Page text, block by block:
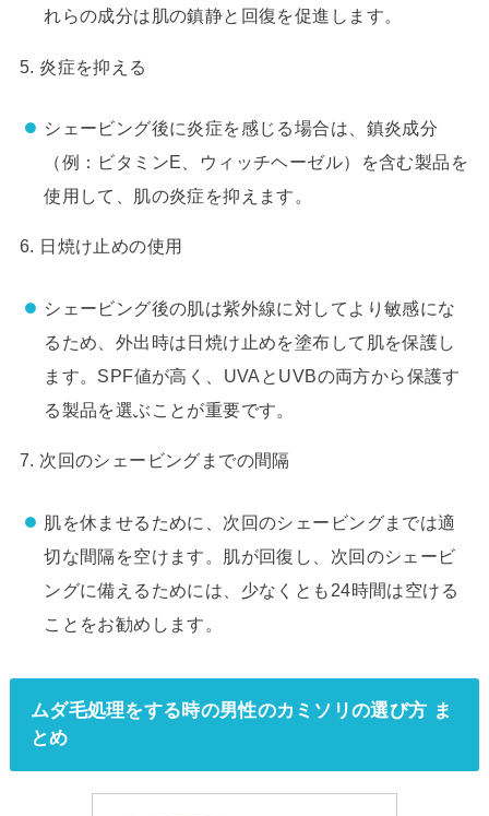
れらの成分は肌の鎮静と回復を促進します。
5. 炎症を抑える
シェービング後に炎症を感じる場合は、鎮炎成分
（例：ビタミンE、ウィッチヘーゼル）を含む製品を
使用して、肌の炎症を抑えます。
6. 日焼け止めの使用
シェービング後の肌は紫外線に対してより敏感にな
るため、外出時は日焼け止めを塗布して肌を保護し
ます。SPF値が高く、UVAとUVBの両方から保護す
る製品を選ぶことが重要です。
7. 次回のシェービングまでの間隔
肌を休ませるために、次回のシェービングまでは適
切な間隔を空けます。肌が回復し、次回のシェービ
ングに備えるためには、少なくとも24時間は空ける
ことをお勧めします。
ムダ毛処理をする時の男性のカミソリの選び方 ま
とめ